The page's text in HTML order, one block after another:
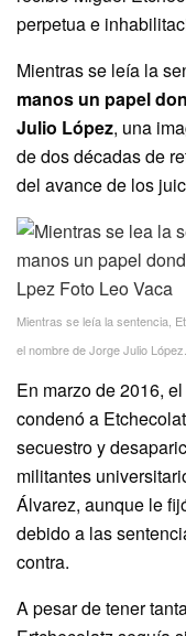
perpetua e
Mientras se leía la
manos un papel
Julio López, una
de dos décadas de
del avance de los
Mientras se leía la sentencia,
el nombre de Jorge Julio
En marzo de 2016,
condenó a
secuestro y
militantes
Álvarez, aunque le
debido a las
contra.
A pesar de tener